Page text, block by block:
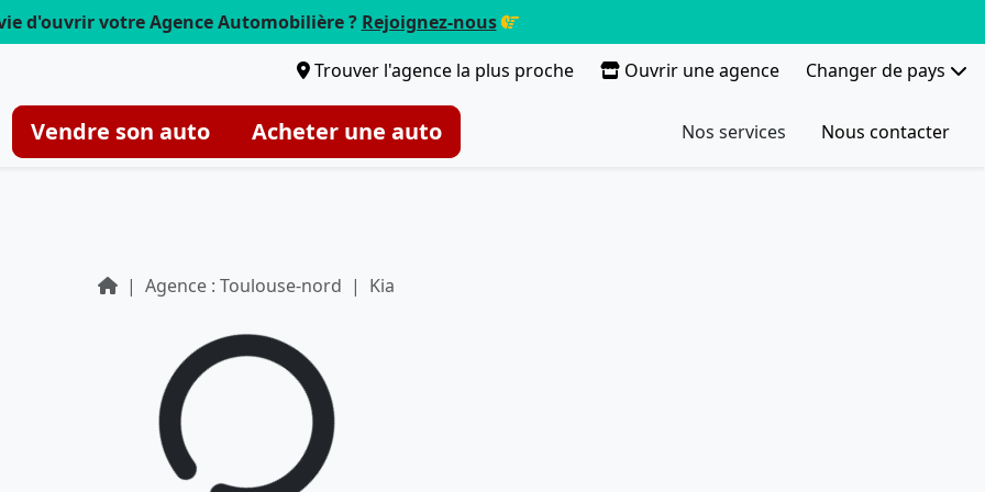
d'ouvrir votre Agence Automobilière ? Rejoignez-nous
Trouver l'agence la plus proche
Ouvrir une agence Changer de pays
Vendre son auto Acheter une auto Nos services Nous contacter
Agence : Toulouse-nord Kia